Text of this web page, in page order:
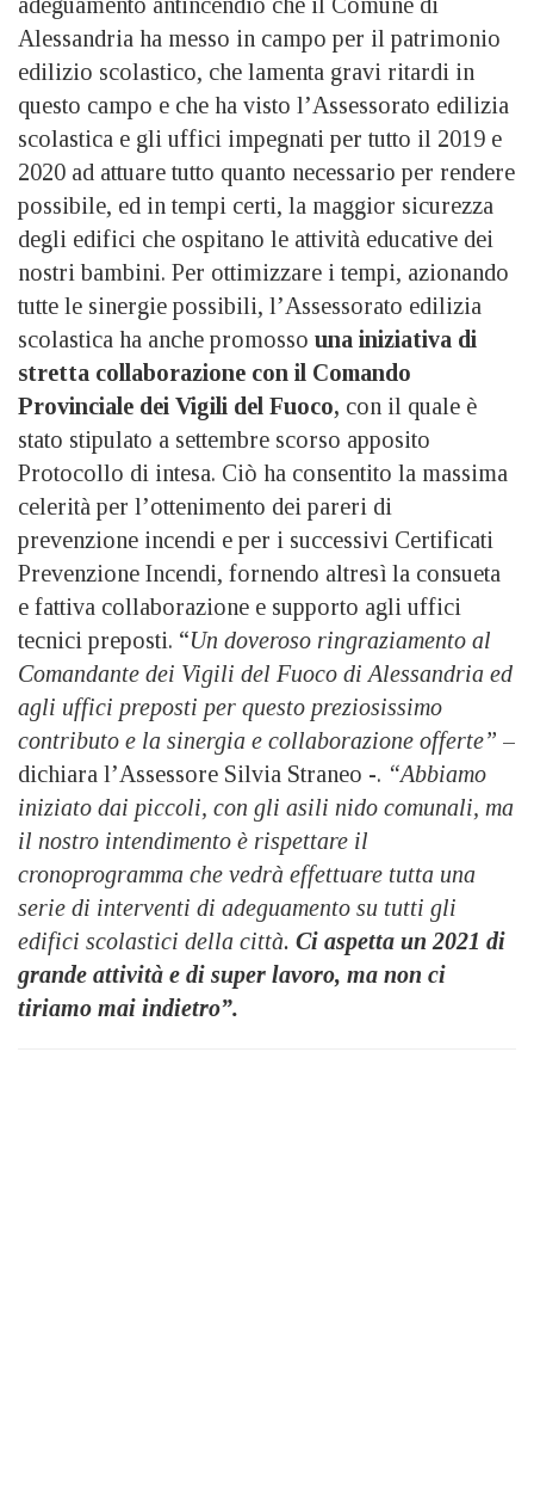
Alessandria ha messo in campo per il patrimonio
edilizio scolastico, che lamenta gravi ritardi in
questo campo e che ha visto l’Assessorato edilizia
scolastica e gli uffici impegnati per tutto il 2019 e
2020 ad attuare tutto quanto necessario per rendere
possibile, ed in tempi certi, la maggior sicurezza
degli edifici che ospitano le attività educative dei
nostri bambini. Per ottimizzare i tempi, azionando
tutte le sinergie possibili, l’Assessorato edilizia
scolastica ha anche promosso una iniziativa di
stretta collaborazione con il Comando
Provinciale dei Vigili del Fuoco, con il quale è
stato stipulato a settembre scorso apposito
Protocollo di intesa. Ciò ha consentito la massima
celerità per l’ottenimento dei pareri di
prevenzione incendi e per i successivi Certificati
Prevenzione Incendi, fornendo altresì la consueta
e fattiva collaborazione e supporto agli uffici
tecnici preposti. “Un doveroso ringraziamento al
Comandante dei Vigili del Fuoco di Alessandria ed
agli uffici preposti per questo preziosissimo
contributo e la sinergia e collaborazione offerte” –
dichiara l’Assessore Silvia Straneo -. “Abbiamo
iniziato dai piccoli, con gli asili nido comunali, ma
il nostro intendimento è rispettare il
cronoprogramma che vedrà effettuare tutta una
serie di interventi di adeguamento su tutti gli
edifici scolastici della città. Ci aspetta un 2021 di
grande attività e di super lavoro, ma non ci
tiriamo mai indietro”.